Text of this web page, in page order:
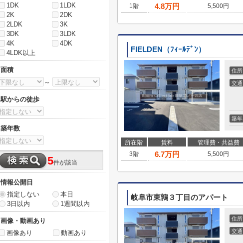
1階
4.8万円 5,500円
FIELDEN（ﾌｨｰﾙﾃﾞﾝ）
住所
交通
築年
所在階 賃料 管理費・共益費
3階
6.7万円 5,500円
岐阜市東鶉３丁目のアパート
住所
交通
1DK
1LDK
2K
2DK
2LDK
3K
3DK
3LDK
4K
4DK
4LDK以上
面積
～
駅からの徒歩
築年数
5件が該当
情報公開日
指定しない
本日
3日以内
1週間以内
画像・動画あり
画像あり
動画あり